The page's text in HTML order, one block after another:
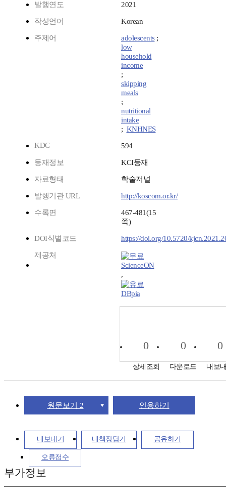
발행연도 2021
작성언어 Korean
주제어 adolescents;
low
household
income
;
skipping
meals
;
nutritional
intake
; KNHNES
KDC
594
등재정보 KCI등재
자료형태 학술저널
발행기관 URL http://koscom.or.kr/
수록면
467-481(15
쪽)
DOI식별코드 https://doi.org/10.5720/
제공처
ScienceON
,
DBpia
0
상세조회
0
다운로드
0
내보
원문보기 2 인용하기
내보내기 내책장담기 공유하기
오류접수
부가정보